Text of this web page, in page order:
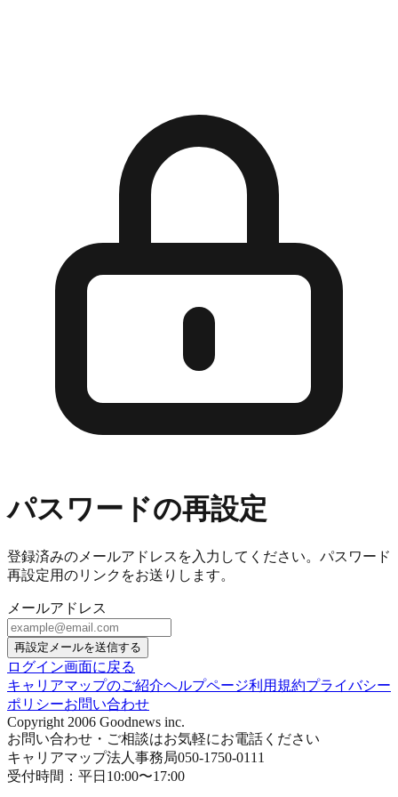
パスワードの再設定
登録済みのメールアドレスを入力してください。パスワード
再設定用のリンクをお送りします。
メールアドレス
再設定メールを送信する
ログイン画面に戻る
キャリアマップのご紹介ヘルプページ利用規約プライバシー
ポリシーお問い合わせ
Copyright 2006 Goodnews inc.
お問い合わせ・ご相談はお気軽にお電話ください
キャリアマップ法人事務局050-1750-0111
受付時間：平日10:00〜17:00